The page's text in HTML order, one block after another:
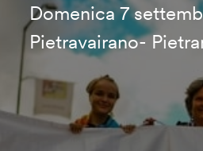
Domenica 7
Pietravairano-